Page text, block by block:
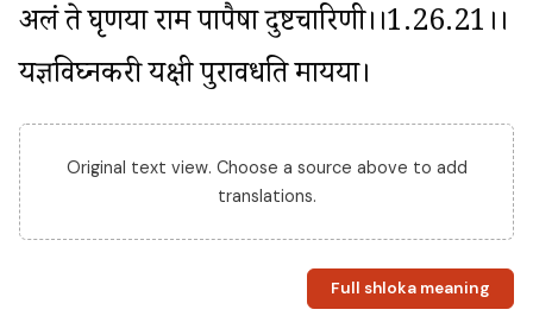
अलं ते घृणया राम पापैषा दुष्टचारिणी।।1.26.21।।
यज्ञविघ्नकरी यक्षी पुरावर्धति मायया।
Original text view. Choose a source above to add
translations.
Full shloka meaning